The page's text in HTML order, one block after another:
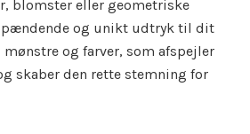
blomster eller geometriske
og unikt udtryk til dit
og farver, som afspejler
skaber den rette stemning for